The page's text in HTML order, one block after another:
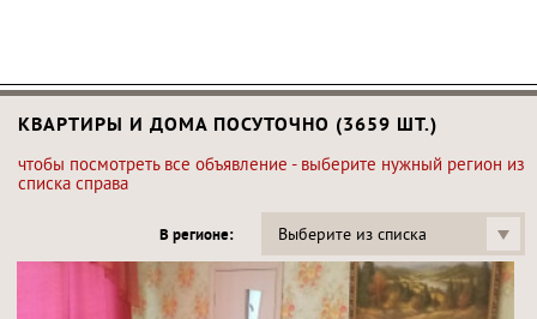
КВАРТИРЫ И ДОМА ПОСУТОЧНО (3659 ШТ.)
чтобы посмотреть все объявление - выберите нужный регион из
списка справа
В регионе: Выберите из списка